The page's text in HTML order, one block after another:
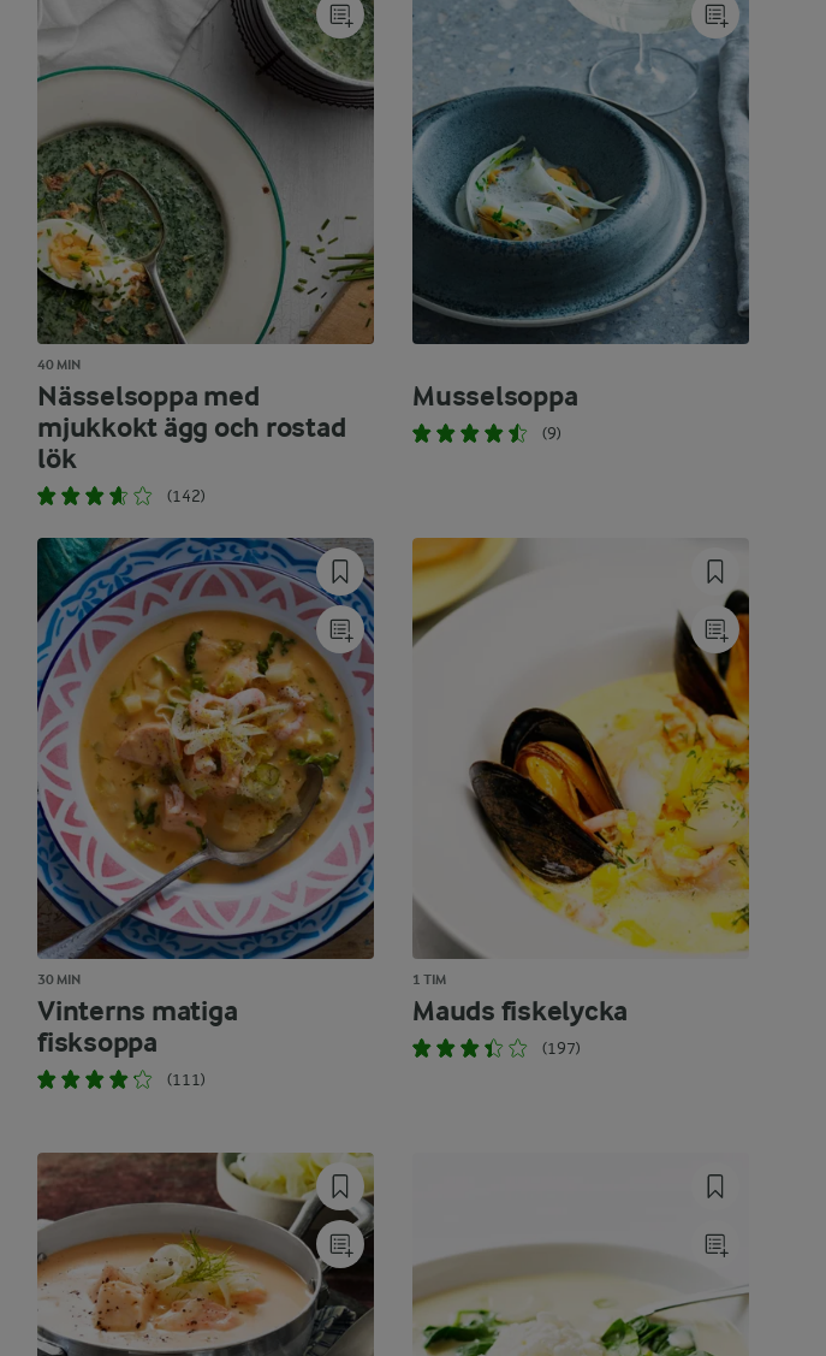
40 MIN
Nässelsoppa med
mjukkokt ägg och rostad
lök
(142)
Musselsoppa
(9)
30 MIN
Vinterns matiga
fisksoppa
(111)
1 TIM
Mauds fiskelycka
(197)